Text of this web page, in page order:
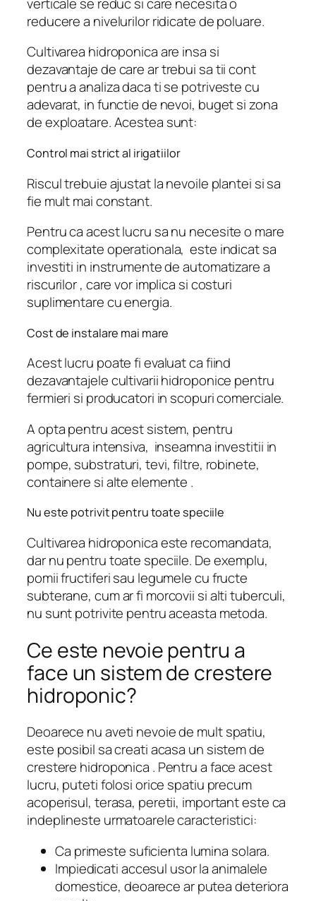
reducere a nivelurilor ridicate de poluare.
Cultivarea hidroponica are insa si
dezavantaje de care ar trebui sa tii cont
pentru a analiza daca ti se potriveste cu
adevarat, in functie de nevoi, buget si zona
de exploatare. Acestea sunt:
Control mai strict al irigatiilor
Riscul trebuie ajustat la nevoile plantei si sa
fie mult mai constant.
Pentru ca acest lucru sa nu necesite o mare
complexitate operationala, este indicat sa
investiti in instrumente de automatizare a
riscurilor , care vor implica si costuri
suplimentare cu energia.
Cost de instalare mai mare
Acest lucru poate fi evaluat ca fiind
dezavantajele cultivarii hidroponice pentru
fermieri si producatori in scopuri comerciale.
A opta pentru acest sistem, pentru
agricultura intensiva, inseamna investitii in
pompe, substraturi, tevi, filtre, robinete,
containere si alte elemente .
Nu este potrivit pentru toate speciile
Cultivarea hidroponica este recomandata,
dar nu pentru toate speciile. De exemplu,
pomii fructiferi sau legumele cu fructe
subterane, cum ar fi morcovii si alti tuberculi,
nu sunt potrivite pentru aceasta metoda.
Ce este nevoie pentru a
face un sistem de crestere
hidroponic?
Deoarece nu aveti nevoie de mult spatiu,
este posibil sa creati acasa un sistem de
crestere hidroponica . Pentru a face acest
lucru, puteti folosi orice spatiu precum
acoperisul, terasa, peretii, important este ca
indeplineste urmatoarele caracteristici:
Ca primeste suficienta lumina solara.
Impiedicati accesul usor la animalele
domestice, deoarece ar putea deteriora